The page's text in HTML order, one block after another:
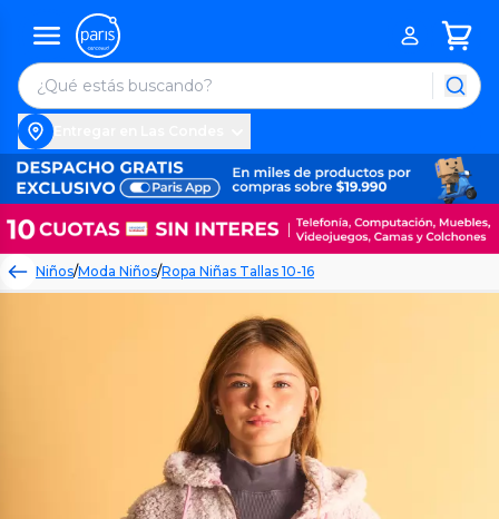
Niños/Moda Niños/Ropa Niñas Tallas 10-16